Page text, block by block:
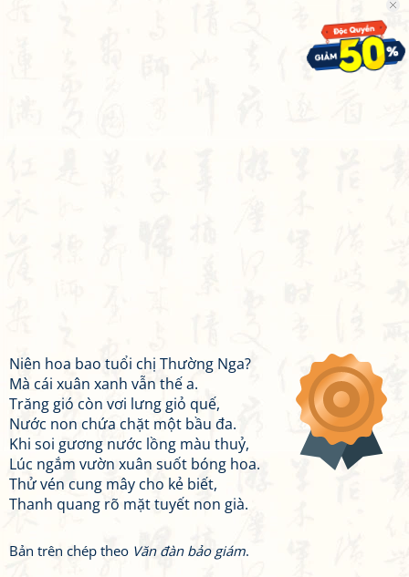
Niên hoa bao tuổi chị Thường Nga?
Mà cái xuân xanh vẫn thế a.
Trăng gió còn vơi lưng giỏ quế,
Nước non chứa chặt một bầu đa.
Khi soi gương nước lồng màu thuỷ,
Lúc ngắm vườn xuân suốt bóng hoa.
Thử vén cung mây cho kẻ biết,
Thanh quang rõ mặt tuyết non già.
Bản trên chép theo Văn đàn bảo giám.